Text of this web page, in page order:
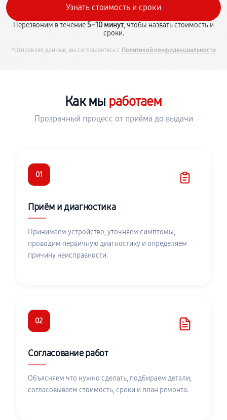
Перезвоним в течение5–10 минут, чтобы назвать стоимость и
сроки.
*Отправляя данные, вы соглашаетесь с Политикой конфиденциальности
Как мы работаем
Прозрачный процесс от приёма до выдачи
01
Приём и диагностика
Принимаем устройство, уточняем симптомы,
проводим первичную диагностику и определяем
причину неисправности.
02
Согласование работ
Объясняем что нужно сделать, подбираем детали,
согласовываем стоимость, сроки и план ремонта.